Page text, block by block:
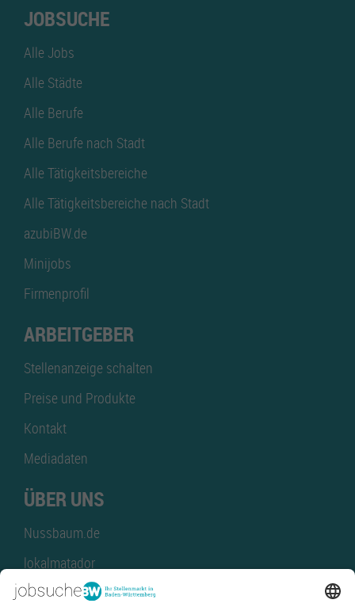
JOBSUCHE
Alle Jobs
Alle Städte
Alle Berufe
Alle Berufe nach Stadt
Alle Tätigkeitsbereiche
Alle Tätigkeitsbereiche nach Stadt
azubiBW.de
Minijobs
Firmenprofil
ARBEITGEBER
Stellenanzeige schalten
Preise und Produkte
Kontakt
Mediadaten
ÜBER UNS
Nussbaum.de
lokalmatador
kaufinBW